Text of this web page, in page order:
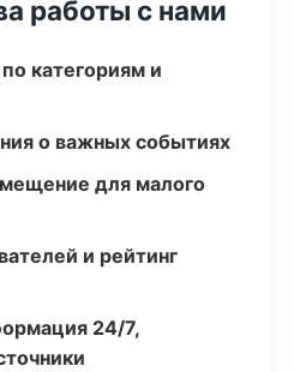
работы с нами
категориям и
о важных событиях
для малого
и рейтинг
24/7,